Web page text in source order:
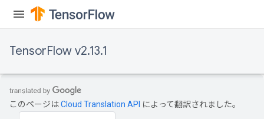
TensorFlow v2.13.1
このページはCloud Translation API によって翻訳されました。